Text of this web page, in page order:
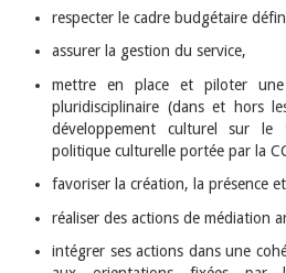
respecter le cadre budgétaire
assurer la gestion du service,
mettre en place et piloter une
pluridisciplinaire (dans et hors
développement culturel sur
politique culturelle portée par la
favoriser la création, la présence
réaliser des actions de médiation
intégrer ses actions dans une